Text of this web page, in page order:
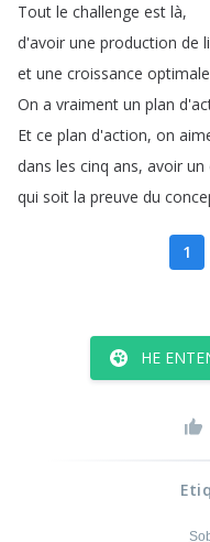
Tout le challenge est là,
d'avoir une production de
et une croissance optimale
On a vraiment un plan
Et ce plan d'action, on
dans les cinq ans, avoir un
qui soit la preuve du
1
HE